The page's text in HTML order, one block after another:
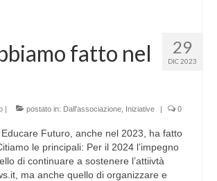
29
DIC 2023
fatto nel
| postato in: Dall'associazione Iniziative | 0
Educare Futuro, anche nel 2023, ha fatto
le principali: Per il 2024 l’impegno
di continuare a sostenere l’attiivtà
ma anche quello di organizzare e